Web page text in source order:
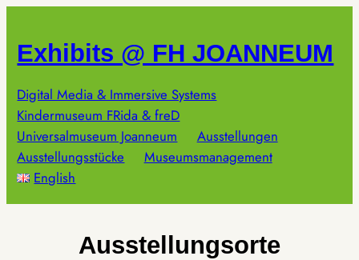
springen
Exhibits @ FH JOANNEUM
Digital Media & Immersive Systems
Kindermuseum FRida & freD
Universalmuseum Joanneum
Ausstellungen
Ausstellungsstücke
Museumsmanagement
English
Ausstellungsorte